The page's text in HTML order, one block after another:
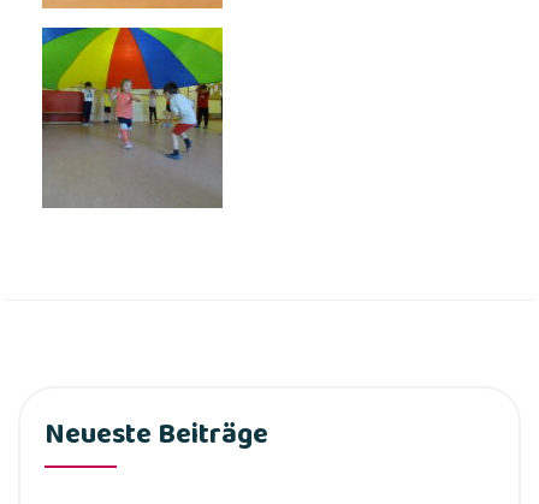
Neueste Beiträge